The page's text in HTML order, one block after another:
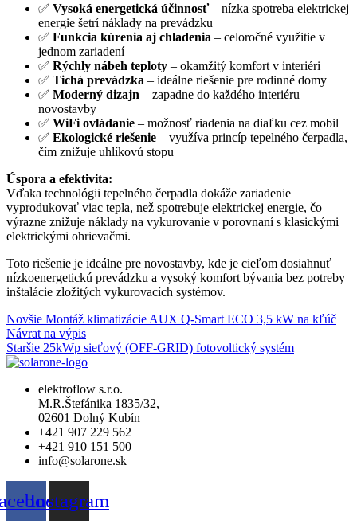
✅ Vysoká energetická účinnosť– nízka spotreba elektrickej
energie šetrí náklady na prevádzku
✅ Funkcia kúrenia aj chladenia – celoročné využitie v
jednom zariadení
✅ Rýchly nábeh teploty – okamžitý komfort v interiéri
✅ Tichá prevádzka – ideálne riešenie pre rodinné domy
✅ Moderný dizajn – zapadne do každého interiéru
novostavby
✅ WiFi ovládanie – možnosť riadenia na diaľku cez mobil
✅ Ekologické riešenie – využíva princíp tepelného čerpadla,
čím znižuje uhlíkovú stopu
Úspora a efektivita:
Vďaka technológii tepelného čerpadla dokáže zariadenie
vyprodukovať viac tepla, než spotrebuje elektrickej energie, čo
výrazne znižuje náklady na vykurovanie v porovnaní s klasickými
elektrickými ohrievačmi.
Toto riešenie je ideálne pre novostavby, kde je cieľom dosiahnuť
nízkoenergetickú prevádzku a vysoký komfort bývania bez potreby
inštalácie zložitých vykurovacích systémov.
Novšie Montáž klimatizácie AUX Q-Smart ECO 3,5 kW na kľúč
Návrat na výpis
Staršie 25kWp sieťový (OFF-GRID) fotovoltický systém
elektroflow s.r.o.
M.R.Štefánika 1835/32,
02601 Dolný Kubín
+421 907 229 562
+421 910 151 500
info@solarone.sk
Instagram